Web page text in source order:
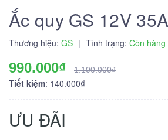
Ắc quy GS 12V
Thương hiệu: GS | Tình trạng: Còn hàng
990.000₫ 1.100.000₫
Tiết kiệm: 140.000₫
ƯU ĐÃI